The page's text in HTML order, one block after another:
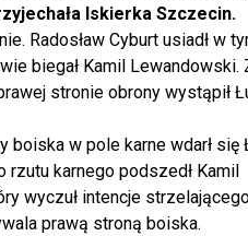
Iskierka Szczecin.
Radosław Cyburt usiadł w
biegał Kamil Lewandowski.
stronie obrony wystąpił
w pole karne wdarł się
rzutu karnego podszedł Kamil
wyczuł intencje
prawą stroną boiska.